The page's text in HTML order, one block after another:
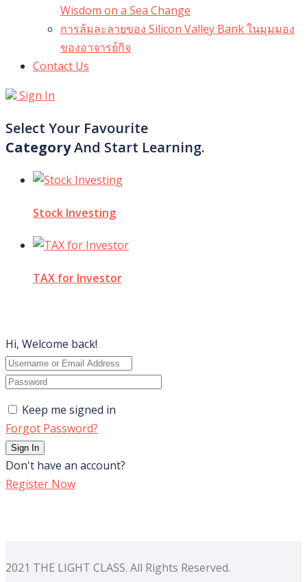
Wisdom on a Sea Change
การล้มละลายของ Silicon Valley Bank ในมุมมอง
ของอาจารย์กิจ
Contact Us
Sign In
Select Your Favourite
CategoryAnd Start Learning.
Stock Investing
TAX for Investor
Hi, Welcome back!
Keep me signed in
Forgot Password?
Sign In
Don't have an account?
Register Now
2021 THE LIGHT CLASS. All Rights Reserved.